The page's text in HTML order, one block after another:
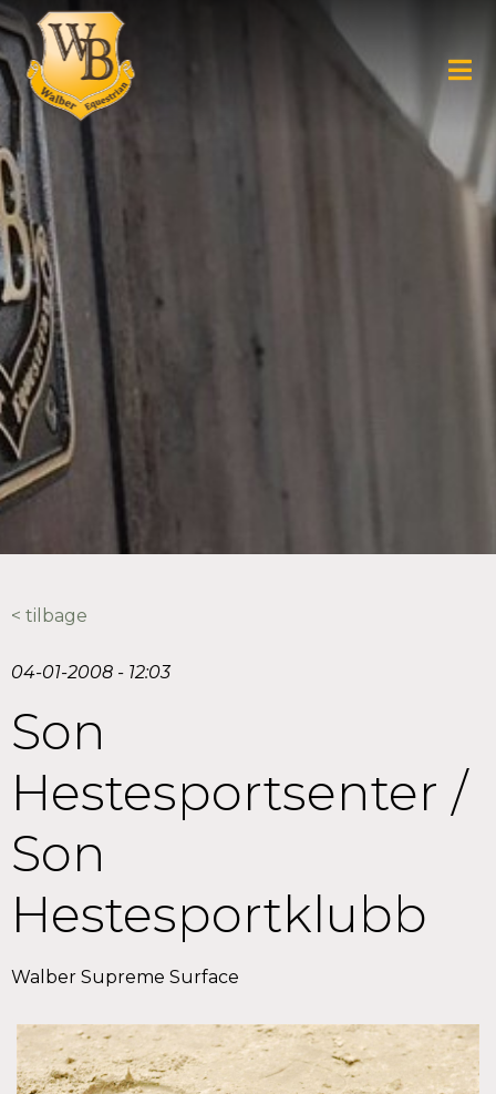
< tilbage
04-01-2008 - 12:03
Son
Hestesportsenter /
Son
Hestesportklubb
Walber Supreme Surface